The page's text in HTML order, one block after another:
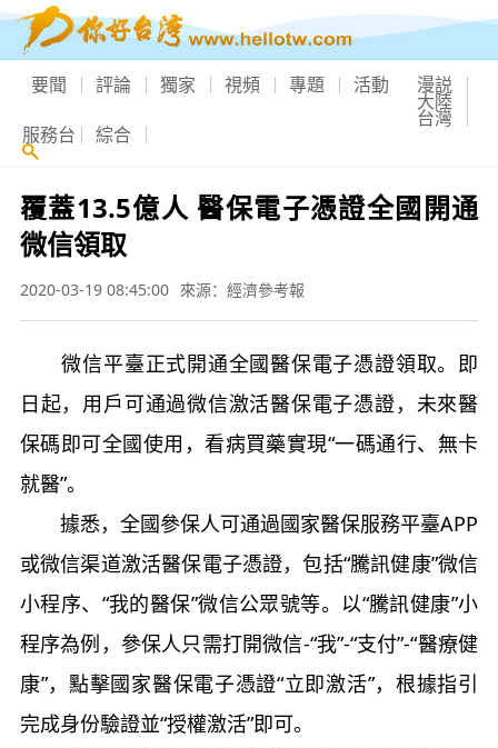
要聞 評論 獨家 視頻 專題 活動 漫説
大陸
台灣
服務台 綜合
覆蓋13.5億人 醫保電子憑證全國開通
微信領取
2020-03-19 08:45:00 來源：經濟參考報
微信平臺正式開通全國醫保電子憑證領取。即
日起，用戶可通過微信激活醫保電子憑證，未來醫
保碼即可全國使用，看病買藥實現“一碼通行、無卡
就醫”。
據悉，全國參保人可通過國家醫保服務平臺APP
或微信渠道激活醫保電子憑證，包括“騰訊健康”微信
小程序、“我的醫保”微信公眾號等。以“騰訊健康”小
程序為例，參保人只需打開微信-“我”-“支付”-“醫療健
康”，點擊國家醫保電子憑證“立即激活”，根據指引
完成身份驗證並“授權激活”即可。